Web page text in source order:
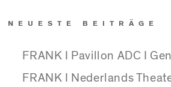
NEUESTE BEITRÄGE
FRANK I Pavillon ADC I
FRANK I Nederlands